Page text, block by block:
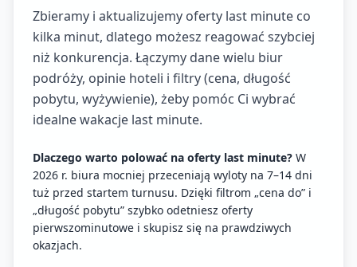
Zbieramy i aktualizujemy oferty last minute co
kilka minut, dlatego możesz reagować szybciej
niż konkurencja. Łączymy dane wielu biur
podróży, opinie hoteli i filtry (cena, długość
pobytu, wyżywienie), żeby pomóc Ci wybrać
idealne wakacje last minute.
Dlaczego warto polować na oferty last minute? W
2026 r. biura mocniej przeceniają wyloty na 7–14 dni
tuż przed startem turnusu. Dzięki filtrom „cena do” i
„długość pobytu” szybko odetniesz oferty
pierwszominutowe i skupisz się na prawdziwych
okazjach.